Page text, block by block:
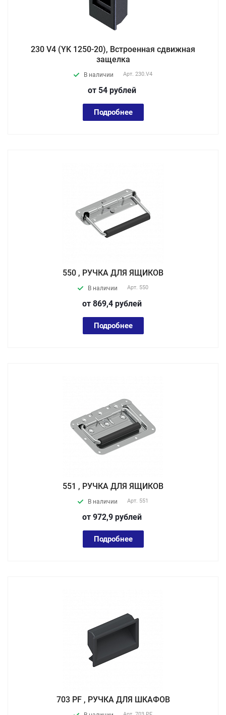
230 V4 (YK 1250-20), Встроенная cдвижная
защелка
В наличии Арт. 230.V4
от 54 рублей
Подробнее
550 , РУЧКА ДЛЯ ЯЩИКОВ
В наличии Арт. 550
от 869,4 рублей
Подробнее
551 , РУЧКА ДЛЯ ЯЩИКОВ
В наличии Арт. 551
от 972,9 рублей
Подробнее
703 PF , РУЧКА ДЛЯ ШКАФОВ